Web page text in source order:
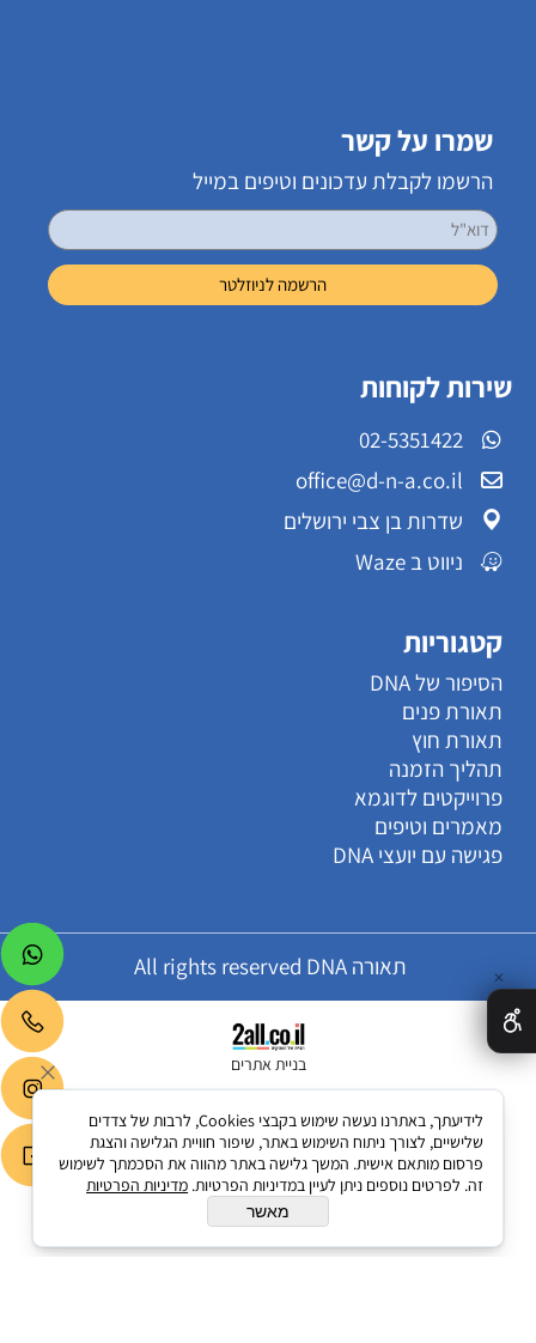
שמרו על קשר
הרשמו לקבלת עדכונים וטיפים במייל
שירות לקוחות
02-5351422
office@d-n-a.co.il
שדרות בן צבי ירושלים
ניווט ב Waze
קטגוריות
הסיפור של DNA
תאורת פנים
תאורת חוץ
תהליך הזמנה
פרוייקטים לדוגמא
מאמרים וטיפים
פגישה עם יועצי DNA
תאורה All rights reserved DNA
בניית אתרים
✕
לידיעתך, באתרנו נעשה שימוש בקבצי Cookies, לרבות של צדדים
שלישיים, לצורך ניתוח השימוש באתר, שיפור חוויית הגלישה והצגת
פרסום מותאם אישית. המשך גלישה באתר מהווה את הסכמתך לשימוש
זה. לפרטים נוספים ניתן לעיין במדיניות הפרטיות. מדיניות הפרטיות
מאשר